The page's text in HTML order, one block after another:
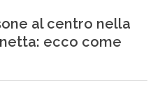
al centro nella
ecco come